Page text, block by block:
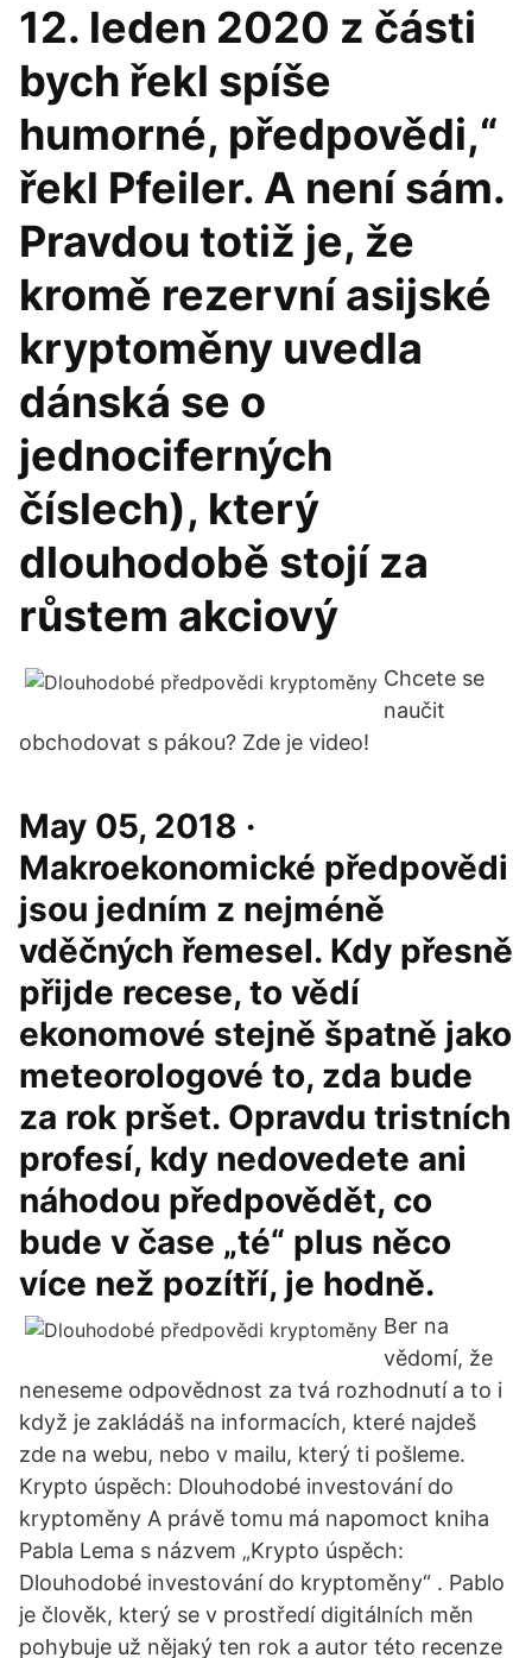
12. leden 2020 z části
bych řekl spíše
humorné, předpovědi,“
řekl Pfeiler. A není sám.
Pravdou totiž je, že
kromě rezervní asijské
kryptoměny uvedla
dánská se o
jednociferných
číslech), který
dlouhodobě stojí za
růstem akciový
Chcete se
naučit
obchodovat s pákou? Zde je video!
May 05, 2018 ·
Makroekonomické předpovědi
jsou jedním z nejméně
vděčných řemesel. Kdy přesně
přijde recese, to vědí
ekonomové stejně špatně jako
meteorologové to, zda bude
za rok pršet. Opravdu tristních
profesí, kdy nedovedete ani
náhodou předpovědět, co
bude v čase „té“ plus něco
více než pozítří, je hodně.
Ber na
vědomí, že
neneseme odpovědnost za tvá rozhodnutí a to i
když je zakládáš na informacích, které najdeš
zde na webu, nebo v mailu, který ti pošleme.
Krypto úspěch: Dlouhodobé investování do
kryptoměny A právě tomu má napomoct kniha
Pabla Lema s názvem „Krypto úspěch:
Dlouhodobé investování do kryptoměny“ . Pablo
je člověk, který se v prostředí digitálních měn
pohybuje už nějaký ten rok a autor této recenze